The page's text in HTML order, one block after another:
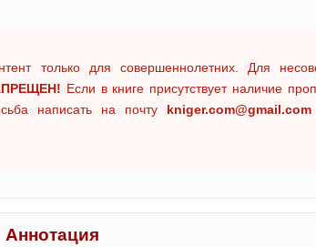
только для совершеннолетних. Для
Если в книге присутствует наличие
написать на почту kniger.com@gmail.com
Аннотация